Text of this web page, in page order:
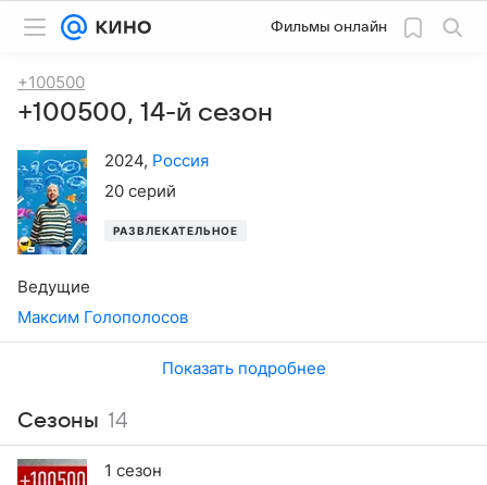
Фильмы онлайн
+100500
+100500, 14-й сезон
2024, Россия
20 серий
РАЗВЛЕКАТЕЛЬНОЕ
Ведущие
Максим Голополосов
Показать подробнее
Сезоны 14
1 сезон